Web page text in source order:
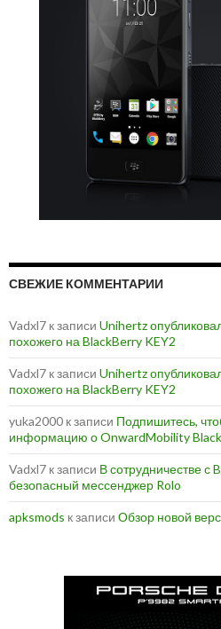
СВЕЖИЕ КОММЕНТАРИИ
Vadxl7 к записи Unihertz
похожего на BlackBerry KEY2
Vadxl7 к записи Unihertz
похожего на BlackBerry KEY2
yuka2000 к записи Подпишитесь,
информацию о OnwardMobility
Vadxl7 к записи В сотрудничестве с
безопасный мессенджер Rolo
apksmods к записи Обзор новой